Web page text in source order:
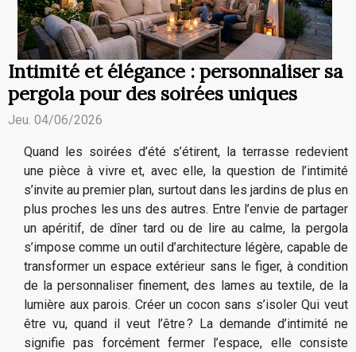
Intimité et élégance : personnaliser sa
pergola pour des soirées uniques
Jeu. 04/06/2026
Quand les soirées d’été s’étirent, la terrasse redevient
une pièce à vivre et, avec elle, la question de l’intimité
s’invite au premier plan, surtout dans les jardins de plus en
plus proches les uns des autres. Entre l’envie de partager
un apéritif, de dîner tard ou de lire au calme, la pergola
s’impose comme un outil d’architecture légère, capable de
transformer un espace extérieur sans le figer, à condition
de la personnaliser finement, des lames au textile, de la
lumière aux parois. Créer un cocon sans s’isoler Qui veut
être vu, quand il veut l’être ? La demande d’intimité ne
signifie pas forcément fermer l’espace, elle consiste